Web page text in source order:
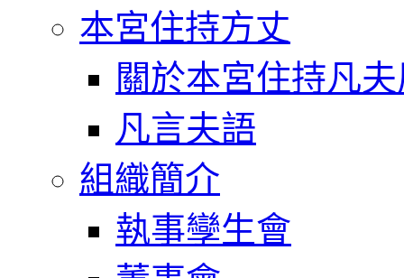
本宮住持方丈
關於本宮住持凡
凡言夫語
組織簡介
執事孿生會